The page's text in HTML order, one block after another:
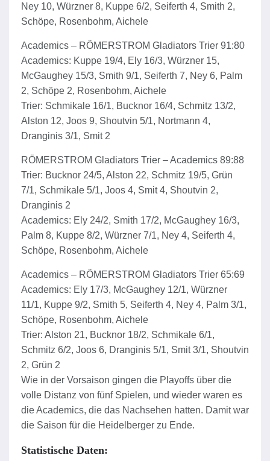
Ney 10, Würzner 8, Kuppe 6/2, Seiferth 4, Smith 2,
Schöpe, Rosenbohm, Aichele
Academics – RÖMERSTROM Gladiators Trier 91:80
Academics: Kuppe 19/4, Ely 16/3, Würzner 15,
McGaughey 15/3, Smith 9/1, Seiferth 7, Ney 6, Palm
2, Schöpe 2, Rosenbohm, Aichele
Trier: Schmikale 16/1, Bucknor 16/4, Schmitz 13/2,
Alston 12, Joos 9, Shoutvin 5/1, Nortmann 4,
Dranginis 3/1, Smit 2
RÖMERSTROM Gladiators Trier – Academics 89:88
Trier: Bucknor 24/5, Alston 22, Schmitz 19/5, Grün
7/1, Schmikale 5/1, Joos 4, Smit 4, Shoutvin 2,
Dranginis 2
Academics: Ely 24/2, Smith 17/2, McGaughey 16/3,
Palm 8, Kuppe 8/2, Würzner 7/1, Ney 4, Seiferth 4,
Schöpe, Rosenbohm, Aichele
Academics – RÖMERSTROM Gladiators Trier 65:69
Academics: Ely 17/3, McGaughey 12/1, Würzner
11/1, Kuppe 9/2, Smith 5, Seiferth 4, Ney 4, Palm 3/1,
Schöpe, Rosenbohm, Aichele
Trier: Alston 21, Bucknor 18/2, Schmikale 6/1,
Schmitz 6/2, Joos 6, Dranginis 5/1, Smit 3/1, Shoutvin
2, Grün 2
Wie in der Vorsaison gingen die Playoffs über die
volle Distanz von fünf Spielen, und wieder waren es
die Academics, die das Nachsehen hatten. Damit war
die Saison für die Heidelberger zu Ende.
Statistische Daten: